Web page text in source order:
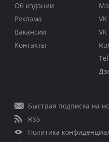
Об издании
Реклама
Вакансии
Контакты
VK
Быстрая подписка на
RSS
Политика